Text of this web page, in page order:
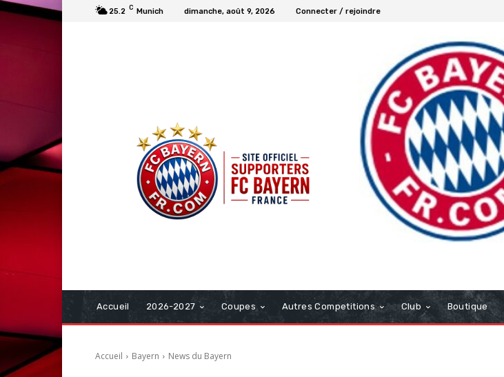
25.2 C Munich dimanche, août 9, 2026 Connecter / rejoindre
Accueil 2026-2027 Coupes Autres Competitions Club Boutique
Accueil Bayern News du Bayern